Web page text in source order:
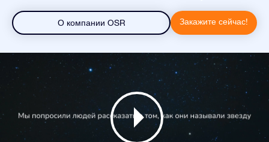
О компании OSR Закажите сейчас!